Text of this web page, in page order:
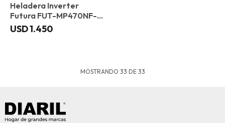
Heladera Inverter
Futura FUT-MP470NF-
XIN 472 L
USD1.450
MOSTRANDO 33 DE 33